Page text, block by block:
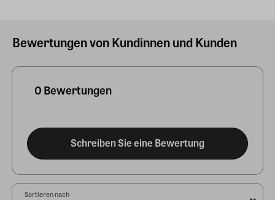
Bewertungen von Kundinnen und Kunden
0 Bewertungen
Schreiben Sie eine Bewertung
Sortieren nach